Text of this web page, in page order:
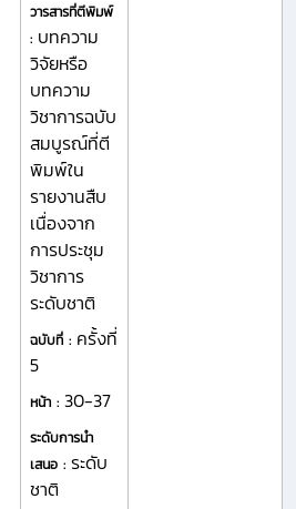
วารสารที่ตีพิมพ์
: บทความ
วิจัยหรือ
บทความ
วิชาการฉบับ
สมบูรณ์ที่ตี
พิมพ์ใน
รายงานสืบ
เนื่องจาก
การประชุม
วิชาการ
ระดับชาติ
ฉบับที่ : ครั้งที่
5
หน้า : 30-37
ระดับการนำ
เสนอ : ระดับ
ชาติ